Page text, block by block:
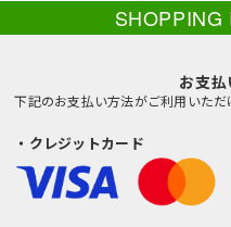
SHOPPING
お支
下記のお支払い方法がご利用いただ
・クレジットカード